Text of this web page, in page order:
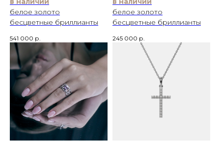
белое золото
бесцветные бриллианты
541 000 р.
белое золото
бесцветные бриллианты
245 000 р.